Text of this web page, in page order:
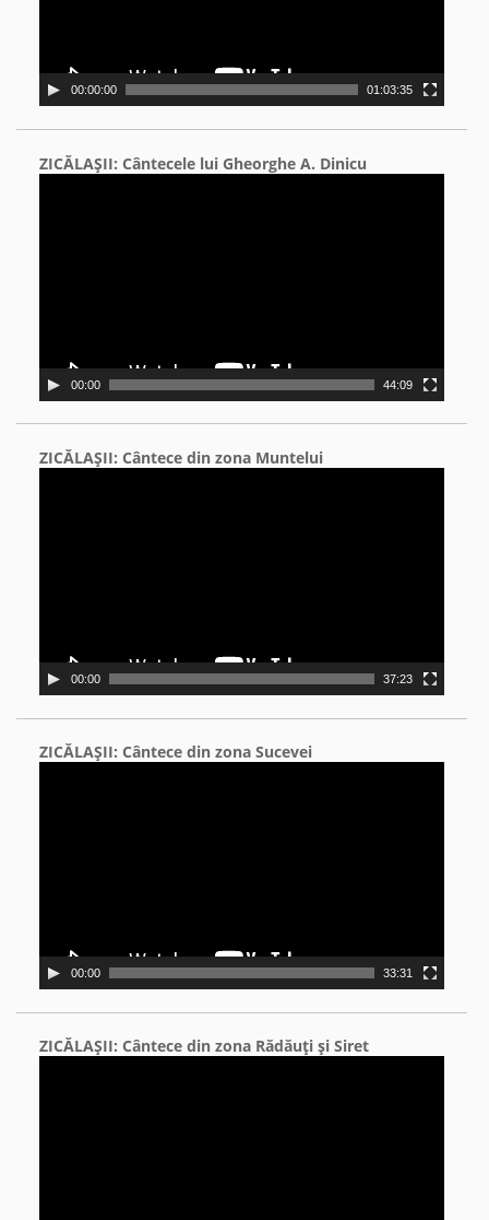
00:00:00 01:03:35
ZICĂLAŞII: Cântecele lui Gheorghe A. Dinicu
00:00 44:09
ZICĂLAŞII: Cântece din zona Muntelui
00:00 37:23
ZICĂLAŞII: Cântece din zona Sucevei
00:00 33:31
ZICĂLAŞII: Cântece din zona Rădăuţi şi Siret